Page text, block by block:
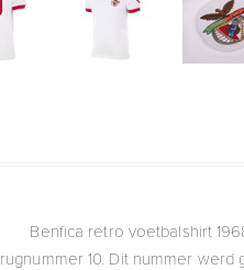
Benfica retro voetbalshirt
rugnummer 10. Dit nummer